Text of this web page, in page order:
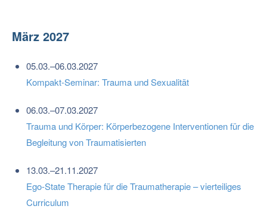
März 2027
05.03.–06.03.2027
Kompakt-Seminar: Trauma und Sexualität
06.03.–07.03.2027
Trauma und Körper: Körperbezogene Interventionen für die
Begleitung von Traumatisierten
13.03.–21.11.2027
Ego-State Therapie für die Traumatherapie – vierteiliges
Curriculum